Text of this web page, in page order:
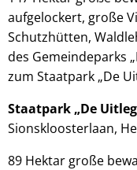
aufgelockert, große
Schutzhütten,
des Gemeindeparks
zum Staatpark „De
Staatpark „De
Sionskloosterlaan,
89 Hektar große